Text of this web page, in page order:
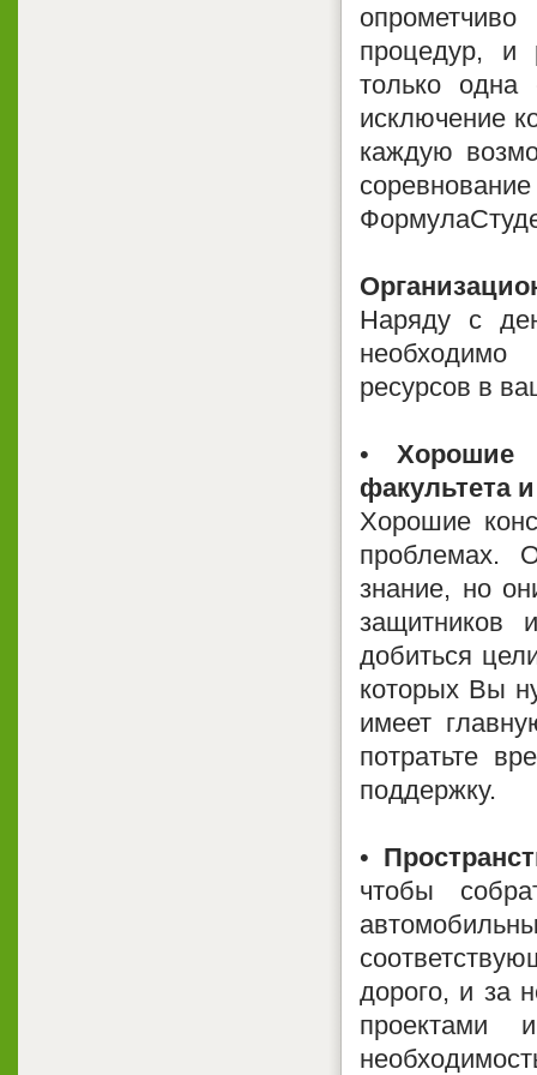
процедур, и
только одна
исключение
каждую
Наряду с
ресурсов в
• Хорошие
факультета
Хорошие
проблемах.
знание, но
защитников
добиться
которых Вы
имеет
потратьте
поддержку.
•
чтобы
дорого, и за
проектами